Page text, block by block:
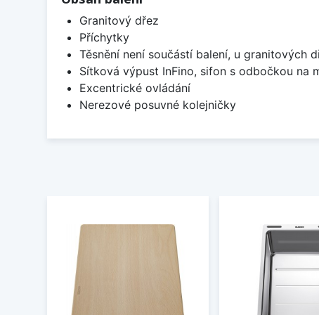
Granitový dřez
Příchytky
Těsnění není součástí balení, u granitových
Sítková výpust InFino, sifon s odbočkou na
Excentrické ovládání
Nerezové posuvné kolejničky